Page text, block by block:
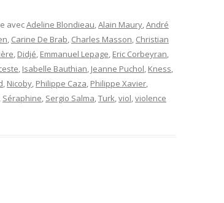
avecAdeline Blondieau,Alain Maury,André
, Carine De Brab, Charles Masson, Christian
, Didjé, Emmanuel Lepage, Eric Corbeyran,
, Isabelle Bauthian, Jeanne Puchol, Kness,
, Nicoby, Philippe Caza, Philippe Xavier,
, Séraphine, Sergio Salma,Turk,viol,violence